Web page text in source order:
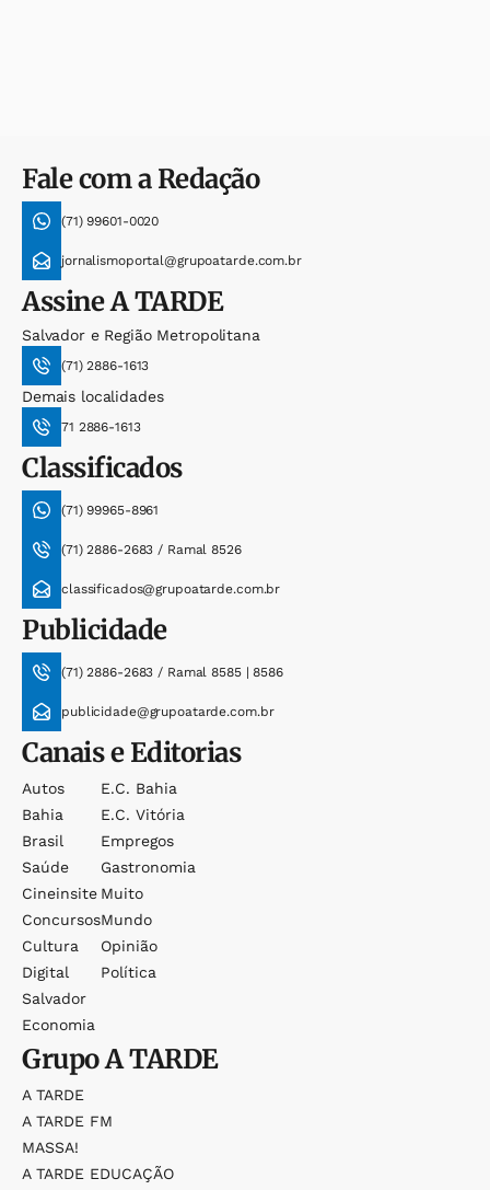
Fale com a Redação
(71) 99601-0020
jornalismoportal@grupoatarde.com.br
AssineA TARDE
Salvador e Região Metropolitana
(71) 2886-1613
Demais localidades
71 2886-1613
Classificados
(71) 99965-8961
(71) 2886-2683 / Ramal 8526
classificados@grupoatarde.com.br
Publicidade
(71) 2886-2683 / Ramal 8585 | 8586
publicidade@grupoatarde.com.br
Canais e Editorias
Autos
Bahia
Brasil
Saúde
Cineinsite
Concursos
Cultura
Digital
Salvador
Economia
E.c. Bahia
E.c. Vitória
Empregos
Gastronomia
Muito
Mundo
Opinião
Política
GrupoA TARDE
A TARDE
A TARDE FM
MASSA!
A TARDE EDUCAÇÃO